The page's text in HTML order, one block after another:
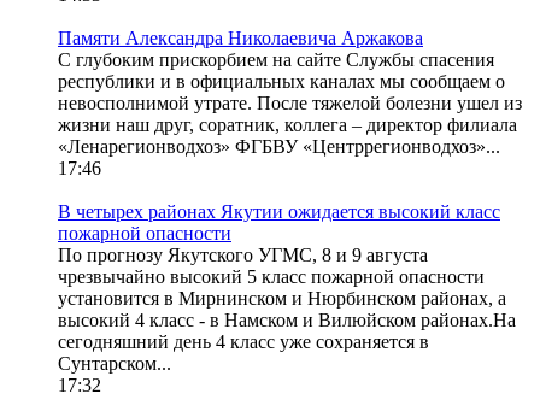
Памяти Александра Николаевича Аржакова
С глубоким прискорбием на сайте Службы спасения
республики и в официальных каналах мы сообщаем о
невосполнимой утрате. После тяжелой болезни ушел из
жизни наш друг, соратник, коллега – директор филиала
«Ленарегионводхоз» ФГБВУ «Центррегионводхоз»...
17:46
В четырех районах Якутии ожидается высокий класс
пожарной опасности
По прогнозу Якутского УГМС, 8 и 9 августа
чрезвычайно высокий 5 класс пожарной опасности
установится в Мирнинском и Нюрбинском районах, а
высокий 4 класс - в Намском и Вилюйском районах.На
сегодняшний день 4 класс уже сохраняется в
Сунтарском...
17:32